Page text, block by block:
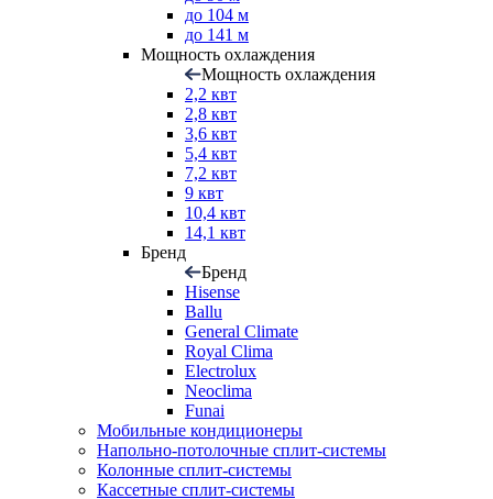
до 104 м
до 141 м
Мощность охлаждения
Мощность охлаждения
2,2 квт
2,8 квт
3,6 квт
5,4 квт
7,2 квт
9 квт
10,4 квт
14,1 квт
Бренд
Бренд
Hisense
Ballu
General Climate
Royal Clima
Electrolux
Neoclima
Funai
Мобильные кондиционеры
Напольно-потолоч​ные ​сплит-системы
Колонные ​​сплит-системы
Кассетные сплит-системы